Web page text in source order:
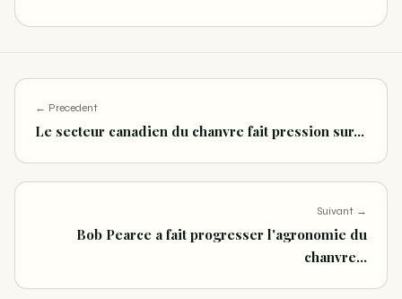
← Precedent
Le secteur canadien du chanvre fait pression sur…
Suivant →
Bob Pearce a fait progresser l'agronomie du
chanvre…